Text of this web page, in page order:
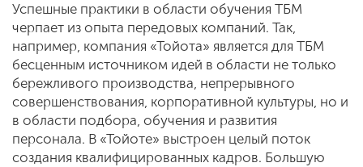
Успешные практики в области обучения ТБМ
черпает из опыта передовых компаний. Так,
например, компания «Тойота» является для ТБМ
бесценным источником идей в области не только
бережливого производства, непрерывного
совершенствования, корпоративной культуры, но и
в области подбора, обучения и развития
персонала. В «Тойоте» выстроен целый поток
создания квалифицированных кадров. Большую